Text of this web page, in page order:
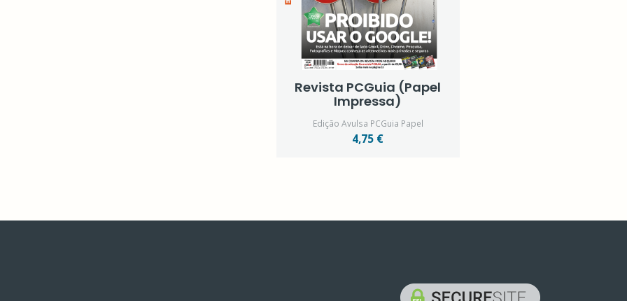
Revista PCGuia (Papel
Impressa)
Edição Avulsa PCGuia Papel
4,75 €